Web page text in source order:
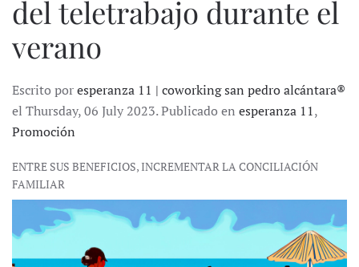
del teletrabajo durante el
verano
Escrito poresperanza 11 | coworking san pedro alcántara®
el Thursday, 06 July 2023. Publicado en esperanza 11,
Promoción
ENTRE SUS BENEFICIOS, INCREMENTAR LA CONCILIACIÓN
FAMILIAR